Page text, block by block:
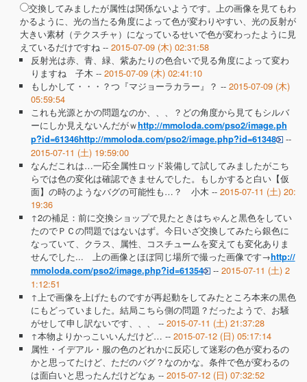
交換してみましたが属性は関係ないようです。上の画像を見てもわ
かるように、光の当たる角度によって色が変わりやすい、光の反射が
大きい素材（テクスチャ）になっているせいで色が変わったように見
えているだけですね -- 2015-07-09 (木) 02:31:58
反射光は赤、青、緑、紫あたりの色合いで見る角度によって変わ
りますね 子木 -- 2015-07-09 (木) 02:41:10
もしかして・・・？つ『マジョーラカラー』？ -- 2015-07-09 (木)
05:59:54
これも光源とかの問題なのか、、、？どの角度から見てもシルバ
ーにしか見えないんだがｗhttp://mmoloda.com/pso2/image.ph
p?id=61346http://mmoloda.com/pso2/image.php?id=61348 --
2015-07-11 (土) 19:59:00
なんだこれは…一応全属性ロッド装備して試してみましたがこち
らでは色の変化は確認できませんでした。もしかすると白い【仮
面】の時のようなバグの可能性も…？ 小木 -- 2015-07-11 (土) 20:
19:36
↑2の補足：前に交換ショップで見たときはちゃんと黒色をしてい
たのでＰＣの問題ではないはず。今日いざ交換してみたら銀色に
なっていて、クラス、属性、コスチュームを変えても変化ありま
せんでした... 上の画像とほぼ同じ場所で撮った画像です→http://
mmoloda.com/pso2/image.php?id=61354 -- 2015-07-11 (土) 2
1:12:51
↑上で画像を上げたものですが再起動をしてみたところ本来の黒色
にもどっていました。結局こちら側の問題？だったようで、お騒
がせして申し訳ないです、、、 -- 2015-07-11 (土) 21:37:28
↑本物よりかっこいいんだけど… -- 2015-07-12 (日) 05:17:14
属性・イデアル・服の色のどれかに反応して迷彩の色が変わるの
かと思ってたけど、ただのバグ？なのかな。条件で色が変わるの
は面白いと思ったんだけどなぁ -- 2015-07-12 (日) 07:32:52